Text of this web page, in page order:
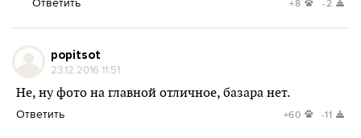
+8 -2
popitsot
23.12.2016 11:51
Не, ну фото на главной отличное, базара нет.
Ответить +60 -11